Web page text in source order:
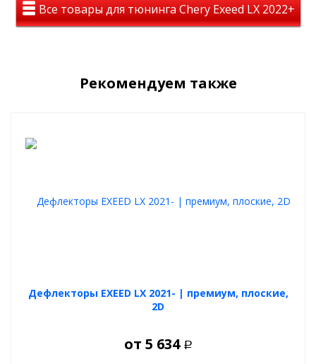
Все товары для тюнинга Chery Exeed LX 2022+
Рекомендуем также
Дефлекторы EXEED LX 2021- | премиум, плоские,
2D
от 5 634 Р